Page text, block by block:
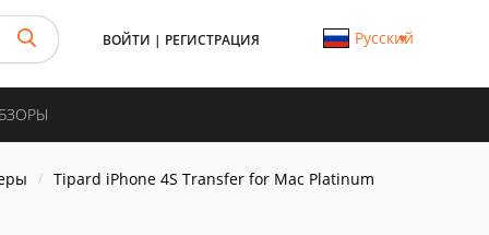
ВОЙТИ | РЕГИСТРАЦИЯ Русский
Tipard iPhone 4S Transfer for Mac Platinum